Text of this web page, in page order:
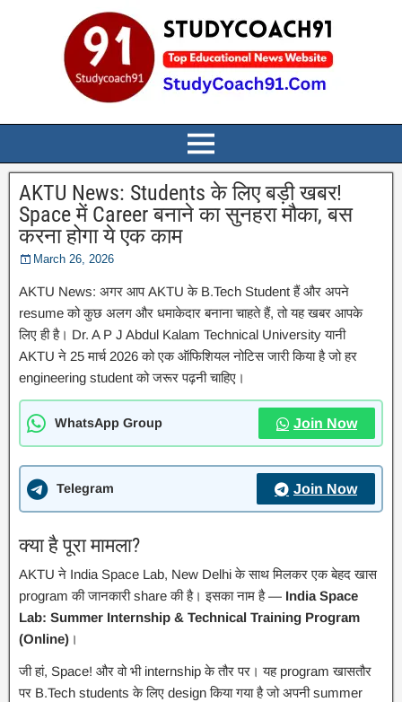
AKTU News: Students के लिए बड़ी खबर!
Space में Career बनाने का सुनहरा मौका, बस
करना होगा ये एक काम
March 26, 2026
AKTU News: अगर आप AKTU के B.Tech Student हैं और अपने
resume को कुछ अलग और धमाकेदार बनाना चाहते हैं, तो यह खबर आपके
लिए ही है। Dr. A P J Abdul Kalam Technical University यानी
AKTU ने 25 मार्च 2026 को एक ऑफिशियल नोटिस जारी किया है जो हर
engineering student को जरूर पढ़नी चाहिए।
WhatsApp Group Join Now
Telegram Join Now
क्या है पूरा मामला?
AKTU ने India Space Lab, New Delhi के साथ मिलकर एक बेहद खास
program की जानकारी share की है। इसका नाम है — India Space
Lab: Summer Internship & Technical Training Program
(Online) ।
जी हां, Space! और वो भी internship के तौर पर। यह program खासतौर
पर B.Tech students के लिए design किया गया है जो अपनी summer